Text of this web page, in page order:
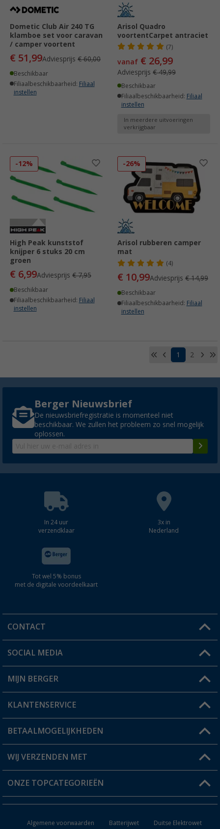
Dometic Club Air 240 TG
klamboe set voor caravan
/ camper voortent
€ 51,99Adviesprijs € 60,00
Beschikbaar
Filiaalbeschikbaarheid: Filiaal
instellen
Arisol Quadro
voortentCarpet antraciet
(7)
vanaf € 26,99
Adviesprijs € 49,99
Beschikbaar
Filiaalbeschikbaarheid: Filiaal
instellen
In meerdere uitvoeringen
verkrijgbaar
-12%
High Peak kunststof
knijper 6 stuks 20 cm
groen
€ 6,99Adviesprijs € 7,95
Beschikbaar
Filiaalbeschikbaarheid: Filiaal
instellen
-26%
Arisol rubberen camper
mat
(4)
€ 10,99Adviesprijs € 14,99
Beschikbaar
Filiaalbeschikbaarheid: Filiaal
instellen
1 2
Berger Nieuwsbrief
De nieuwsbriefregistratie is momenteel niet
beschikbaar. We zullen het probleem zo snel mogelijk
oplossen.
In 24 uur
verzendklaar
3x in
Nederland
Tot wel 5% bonus
met de digitale voordeelkaart
CONTACT
Een vraag?
Winkel vinden
SOCIAL MEDIA
MIJN BERGER
Mijn account
Status bestelling
Verlanglijstje
KLANTENSERVICE
FAQ & Contact
Verzendinformatie
Catalogus
BETAALMOGELIJKHEDEN
WIJ VERZENDEN MET
ONZE TOPCATEGORIEËN
Algemene voorwaarden Batterijwet Duitse Elektrowet